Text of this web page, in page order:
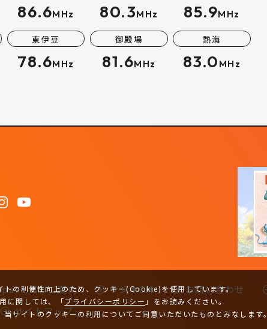
86.6MHz 80.3MHz 85.9MHz
東伊豆
78.6MHz
御殿場
81.6MHz
熱海
83.0 MHz
Kのご案内 ラジオCM お問い合わせ
サイトマップ
トの利便性向上のため、クッキー(Cookie)を使用しています。
関しては、
「プライバシーポリシー 」をお読みください。
サイトのクッキーの利用についてご同意いただいたものとみなします。